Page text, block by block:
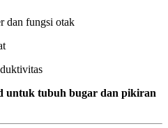
dan fungsi otak
untuk tubuh bugar dan pikiran